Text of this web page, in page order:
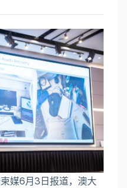
媒6月3日报道，澳大